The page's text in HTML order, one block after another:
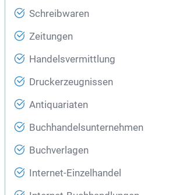
Schreibwaren
Zeitungen
Handelsvermittlung
Druckerzeugnissen
Antiquariaten
Buchhandelsunternehmen
Buchverlagen
Internet-Einzelhandel